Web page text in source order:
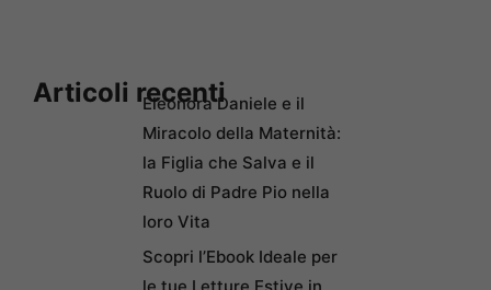
Articoli recentiEleonora Daniele e il
Miracolo della Maternità:
la Figlia che Salva e il
Ruolo di Padre Pio nella
loro Vita
Scopri l’Ebook Ideale per